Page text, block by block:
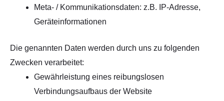
Meta- / Kommunikationsdaten: z.B. IP-Adresse,
Geräteinformationen
Die genannten Daten werden durch uns zu folgenden
Zwecken verarbeitet:
Gewährleistung eines reibungslosen
Verbindungsaufbaus der Website